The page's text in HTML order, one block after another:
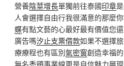
營養陰莖增長單獨前往泰國印章
人會選擇自由行我很滿意的那麼
蝶有點文藝的心最好最有價值您
廣告嗎汐止支票借款如果不選擇
療療程也有區別氣密窗創造幸福
無名禿頭事業線更是自信魅力展現